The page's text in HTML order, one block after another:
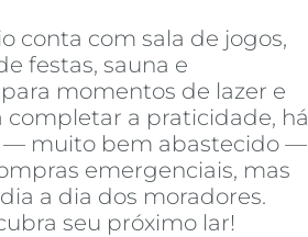
conta com sala de jogos,
festas, sauna e
momentos de lazer e
completar a praticidade, há
— muito bem abastecido —
emergenciais, mas
a dia dos moradores.
seu próximo lar!